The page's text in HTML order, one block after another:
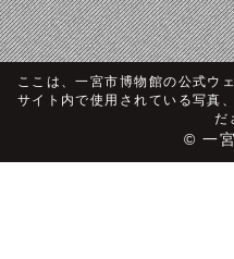
ここは、一宮市博物館の公式ウ
サイト内で使用されている写真
だ
© 一